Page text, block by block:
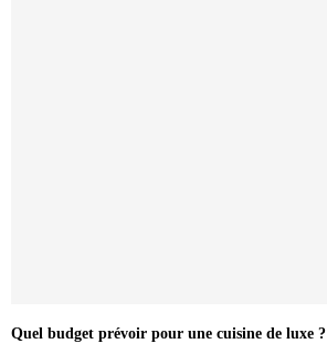
Quel budget prévoir pour une cuisine de luxe ?